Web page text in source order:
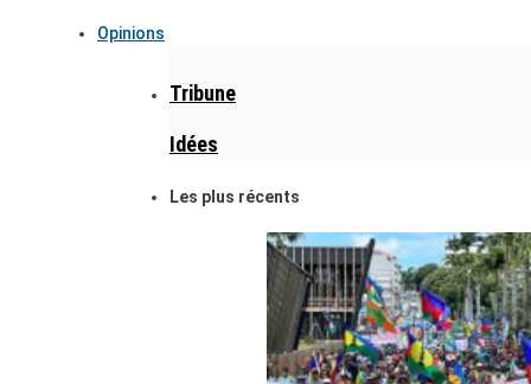
Opinions
Tribune
Idées
Les plus récents